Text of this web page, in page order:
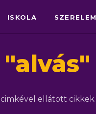
ISKOLA SZERELEM
"alvás"
cimkével ellátott cikkek